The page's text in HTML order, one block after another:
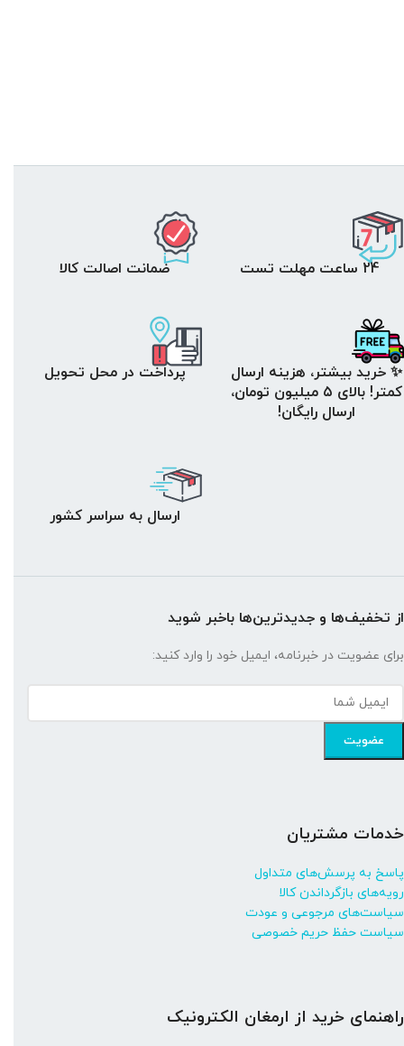
ضمانت اصالت کالا 24 ساعت مهلت تست
پرداخت در محل تحویل
✨ خرید بیشتر، هزینه ارسال
کمتر! بالای ۵ میلیون تومان،
ارسال رایگان!
ارسال به سراسر کشور
از تخفیف‌ها و جدیدترین‌ها باخبر شوید
برای عضویت در خبرنامه، ایمیل خود را وارد کنید:
خدمات مشتریان
پاسخ به پرسش‌های متداول
رویه‌های بازگرداندن کالا
سیاست‌های مرجوعی و عودت
سیاست حفظ حریم خصوصی
راهنمای خرید از ارمغان الکترونیک